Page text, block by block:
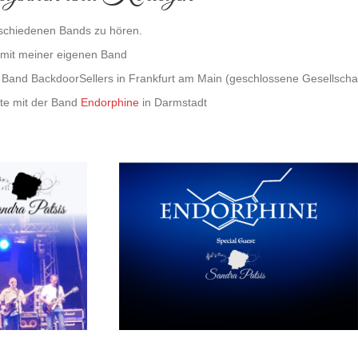
Bands zu hören.
meiner eigenen Band
BackdoorSellers in Frankfurt am Main (geschlossene
mit der Band Endorphine in Darmstadt